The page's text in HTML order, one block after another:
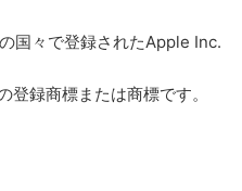
国々で登録されたApple Inc.
録商標または商標です。